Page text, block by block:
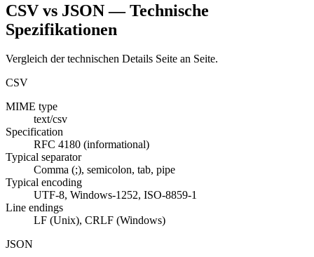
CSV vs JSON — Technische
Spezifikationen
Vergleich der technischen Details Seite an Seite.
CSV
MIME type
text/csv
Specification
RFC 4180 (informational)
Typical separator
Comma (;), semicolon, tab, pipe
Typical encoding
UTF-8, Windows-1252, ISO-8859-1
Line endings
LF (Unix), CRLF (Windows)
JSON